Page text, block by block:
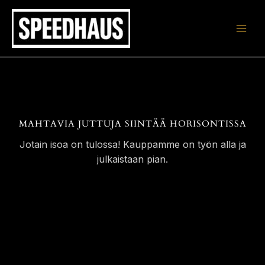
Siirry
sisältöön
MAHTAVIA JUTTUJA SIINTÄÄ HORISONTISSA
Jotain isoa on tulossa! Kauppamme on työn alla ja
julkaistaan pian.